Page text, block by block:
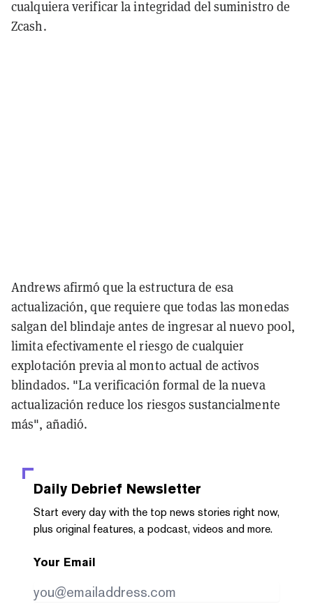
cualquiera verificar la integridad del suministro de
Zcash.
Andrews afirmó que la estructura de esa
actualización, que requiere que todas las monedas
salgan del blindaje antes de ingresar al nuevo pool,
limita efectivamente el riesgo de cualquier
explotación previa al monto actual de activos
blindados. "La verificación formal de la nueva
actualización reduce los riesgos sustancialmente
más", añadió.
Daily Debrief Newsletter
Start every day with the top news stories right now,
plus original features, a podcast, videos and more.
Your Email